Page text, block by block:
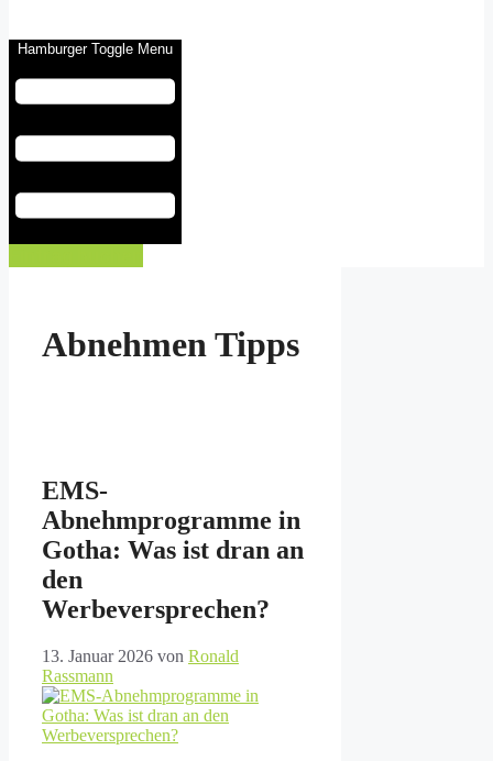
Hamburger Toggle Menu
Abnehmen Tipps
EMS-
Abnehmprogramme in
Gotha: Was ist dran an
den
Werbeversprechen?
13. Januar 2026 von Ronald
Rassmann